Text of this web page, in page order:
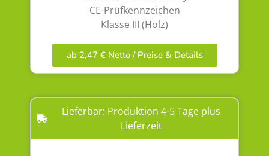
CE-Prüfkennzeichen
Klasse III (Holz)
ab 2,47 € Netto / Preise & Details
Lieferbar: Produktion 4-5 Tage plus
Lieferzeit